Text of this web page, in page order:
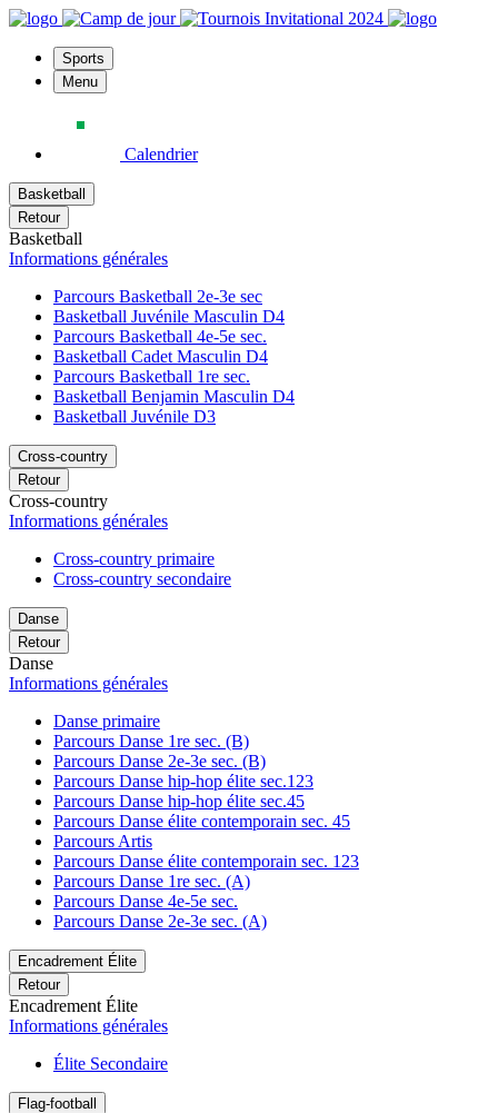
Sports
Menu
Calendrier
Basketball
Retour
Basketball
Informations générales
Parcours Basketball 2e-3e sec
Basketball Juvénile Masculin D4
Parcours Basketball 4e-5e sec.
Basketball Cadet Masculin D4
Parcours Basketball 1re sec.
Basketball Benjamin Masculin D4
Basketball Juvénile D3
Cross-country
Retour
Cross-country
Informations générales
Cross-country primaire
Cross-country secondaire
Danse
Retour
Danse
Informations générales
Danse primaire
Parcours Danse 1re sec. (B)
Parcours Danse 2e-3e sec. (B)
Parcours Danse hip-hop élite sec.123
Parcours Danse hip-hop élite sec.45
Parcours Danse élite contemporain sec. 45
Parcours Artis
Parcours Danse élite contemporain sec. 123
Parcours Danse 1re sec. (A)
Parcours Danse 4e-5e sec.
Parcours Danse 2e-3e sec. (A)
Encadrement Élite
Retour
Encadrement Élite
Informations générales
Élite Secondaire
Flag-football